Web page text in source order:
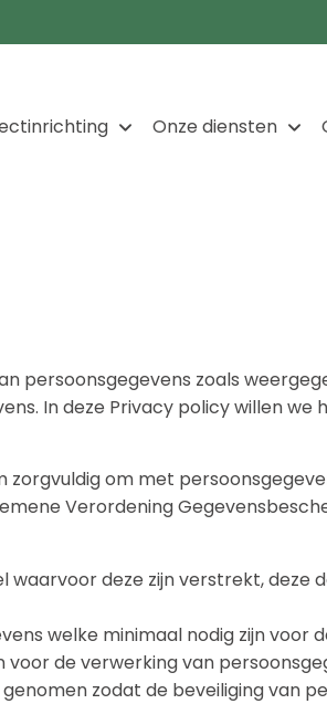
Onze diensten
persoonsgegevens zoals
In deze Privacy policy willen
om met
Verordening
deze zijn verstrekt, deze
welke minimaal nodig zijn voor
de verwerking van
zodat de beveiliging van